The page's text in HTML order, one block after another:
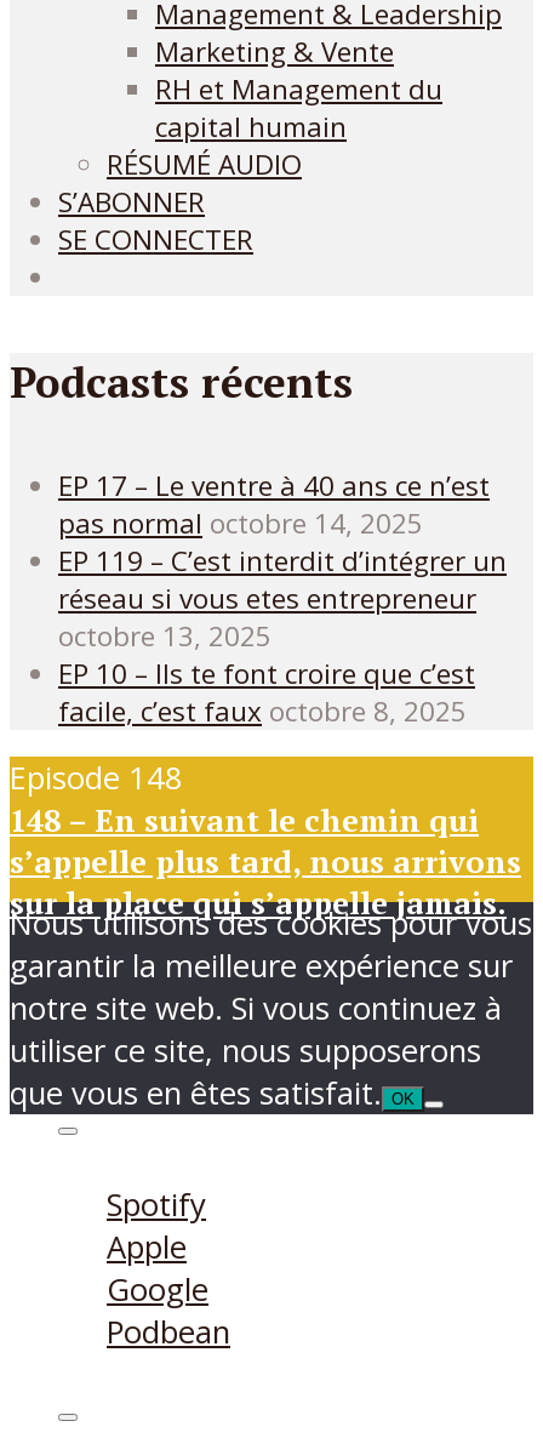
Management & Leadership
Marketing & Vente
RH et Management du
capital humain
RÉSUMÉ AUDIO
S’ABONNER
SE CONNECTER
Podcasts récents
EP 17 – Le ventre à 40 ans ce n’est
pas normal octobre 14, 2025
EP 119 – C’est interdit d’intégrer un
réseau si vous etes entrepreneur
octobre 13, 2025
EP 10 – Ils te font croire que c’est
facile, c’est faux octobre 8, 2025
Episode 148
148 – En suivant le chemin qui
s’appelle plus tard, nous arrivons
sur la place qui s’appelle jamais.
Spotify
Apple
Google
Podbean
Nous utilisons des cookies pour vous
garantir la meilleure expérience sur
notre site web. Si vous continuez à
utiliser ce site, nous supposerons
que vous en êtes satisfait.
OK